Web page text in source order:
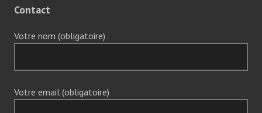
Contact
Votre nom (obligatoire)
Votre email (obligatoire)